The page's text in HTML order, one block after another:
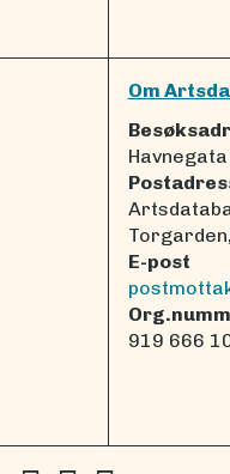
Om
E-post
919 666